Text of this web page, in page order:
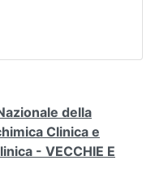
della
Clinica e
- VECCHIE E